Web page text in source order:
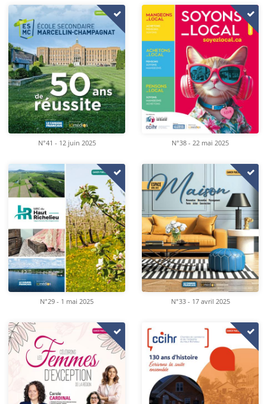
N°41 - 12 juin 2025 N°38 - 22 mai 2025
N°29 - 1 mai 2025 N°33 - 17 avril 2025